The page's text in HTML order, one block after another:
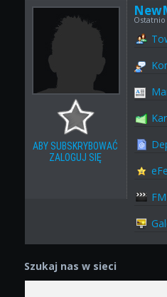
ABY SUBSKRYBOWAĆ
ZALOGUJ SIĘ
Szukaj nas w sieci